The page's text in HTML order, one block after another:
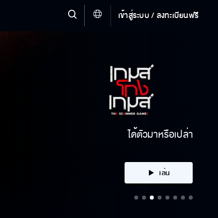
เข้าสู่ระบบ / ลงทะเบียนฟรี
ได้ตัวมาหรือเปล่า
เล่น